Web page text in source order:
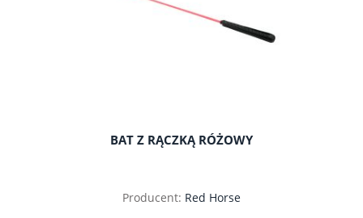
BAT Z RĄCZKĄ RÓŻOWY
Producent: Red Horse